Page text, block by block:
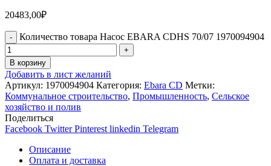
20483,00₽
Количество товара Насос EBARA CDHS 70/07 1970094904
В корзину
Добавить в лист желаний
Артикул: 1970094904 Категория: Ebara CD Метки:
Коммунальное строительство, Промышленность, Сельское
хозяйство и полив
Поделиться
Facebook Twitter Pinterest linkedin Telegram
Описание
Оплата и доставка